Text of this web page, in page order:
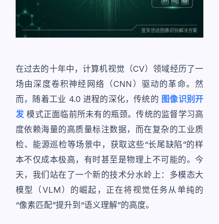
在过去的十年中，计算机视觉（CV）领域经历了一
场由深度卷积神经网络（CNN）驱动的革命。然
而，随着工业 4.0 进程的深化，传统的 图像识别开
发 模式正面临前所未有的瓶颈。传统的监督学习高
度依赖海量的高质量标注数据，而在复杂的工业质
检、能源巡检等场景中，获取这些“长尾缺陷”的样
本不仅成本极高，有时甚至是物理上不可能的。今
天，我们站在了一个新的技术分水岭上：多模态大
模型（VLM）的崛起，正在将视觉任务从单纯的
“像素匹配”提升到“语义理解”的高度。